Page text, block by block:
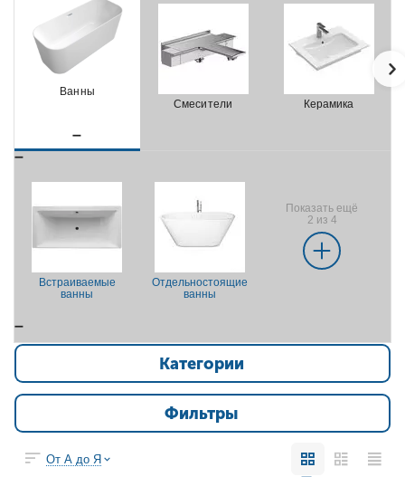
Ванны
Смесители
Керамика
Встраиваемые
ванны
Отдельностоящие
ванны
Показать ещё
2 из 4
Категории
Фильтры
От А до Я